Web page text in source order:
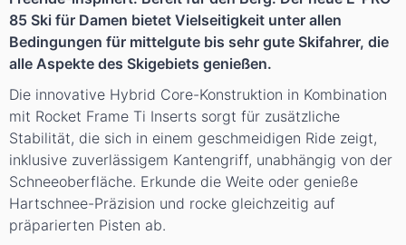
85 Ski für Damen bietet Vielseitigkeit unter allen
Bedingungen für mittelgute bis sehr gute Skifahrer, die
alle Aspekte des Skigebiets genießen.
Die innovative Hybrid Core-Konstruktion in Kombination
mit Rocket Frame Ti Inserts sorgt für zusätzliche
Stabilität, die sich in einem geschmeidigen Ride zeigt,
inklusive zuverlässigem Kantengriff, unabhängig von der
Schneeoberfläche. Erkunde die Weite oder genieße
Hartschnee-Präzision und rocke gleichzeitig auf
präparierten Pisten ab.